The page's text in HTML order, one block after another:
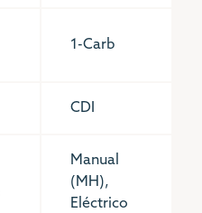
1-Carb
CDI
Manual
(MH),
Eléctrico